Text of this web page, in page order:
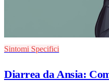
Sintomi Specifici
Diarrea da Ansia: